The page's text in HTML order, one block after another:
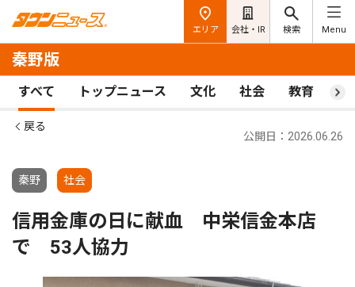
エリア 会社・IR 検索 Menu
秦野版
すべて トップニュース 文化 社会 教育 ス
戻る
秦野 社会
公開日：2026.06.26
信用金庫の日に献血 中栄信金本店
で 53人協力